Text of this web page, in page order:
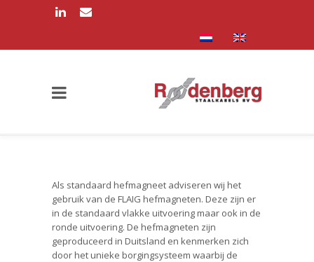
Als standaard hefmagneet adviseren wij het
gebruik van de FLAIG hefmagneten. Deze zijn er
in de standaard vlakke uitvoering maar ook in de
ronde uitvoering. De hefmagneten zijn
geproduceerd in Duitsland en kenmerken zich
door het unieke borgingsysteem waarbij de